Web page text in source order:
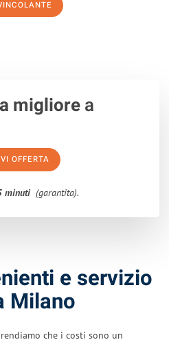
migliorea
OFFERTA
minuti (garantita).
e servizio
Milano
che i costi sono un